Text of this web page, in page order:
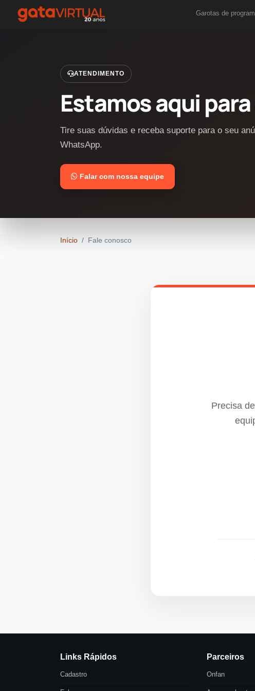
Garotas de
ATENDIMENTO
Estamos aqui
Tire suas dúvidas e receba suporte para o seu
WhatsApp.
Falar com nossa equipe
Início Fale conosco
Precisa
Links Rápidos
Cadastro
Parceiros
Onfan